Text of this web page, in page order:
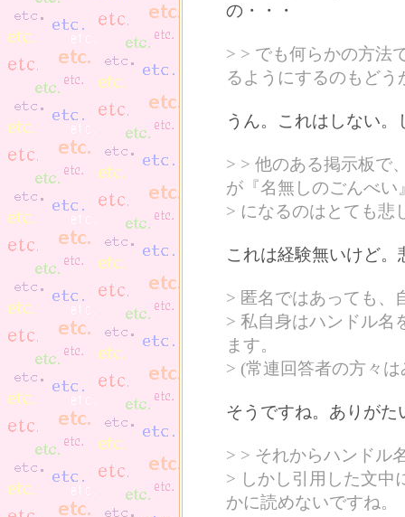
の・・・
> > でも何らかの方法
るようにするのもどう
うん。これはしない
> > 他のある掲示板で
が『名無しのごんべい
> になるのはとても悲
これは経験無いけど。
> 匿名ではあっても、
> 私自身はハンドル名
ます。
> (常連回答者の方々
そうですね。ありがた
> > それからハンドル
> しかし引用した文中
かに読めないですね。